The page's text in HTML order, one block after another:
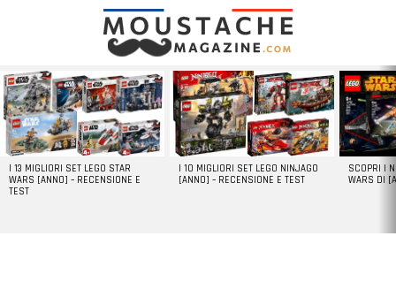
LATEST
STORIES
I 13 MIGLIORI SET LEGO STAR
WARS [ANNO] – RECENSIONE E
TEST
I 10 MIGLIORI SET LEGO NINJAGO
[ANNO] – RECENSIONE E TEST
SCOPRI I
WARS DI